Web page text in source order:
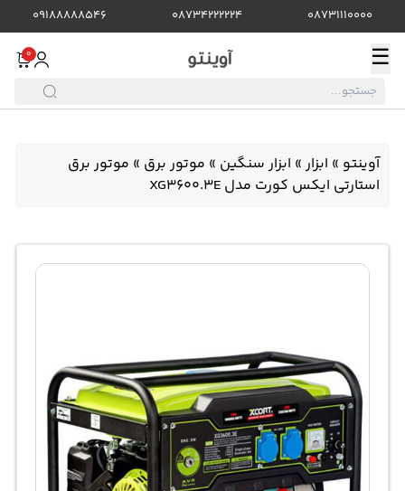
08731110000
08734222224
09188888546
☰
0
آوینتو » ابزار» ابزار سنگین » موتور برق » موتور برق
استارتی ایکس کورت مدل XG3600.3E